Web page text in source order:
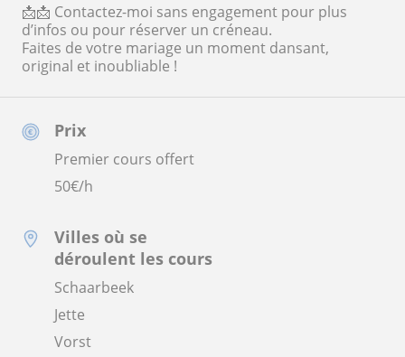
Prix
Premier cours offert
50€/h
Villes où se
déroulent les cours
Schaarbeek
Jette
Vorst
📩📩 Contactez-moi sans engagement pour plus
d’infos ou pour réserver un créneau.
Faites de votre mariage un moment dansant,
original et inoubliable !